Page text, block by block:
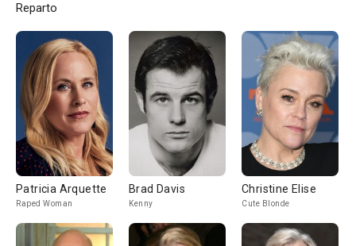
Reparto
Patricia Arquette
Raped Woman
Brad Davis
Kenny
Christine Elise
Cute Blonde